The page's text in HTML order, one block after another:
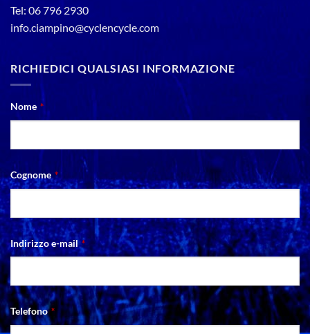
Tel: 06 796 2930
info.ciampino@cyclencycle.com
RICHIEDICI QUALSIASI INFORMAZIONE
Nome *
Cognome *
Indirizzo e-mail *
Telefono *